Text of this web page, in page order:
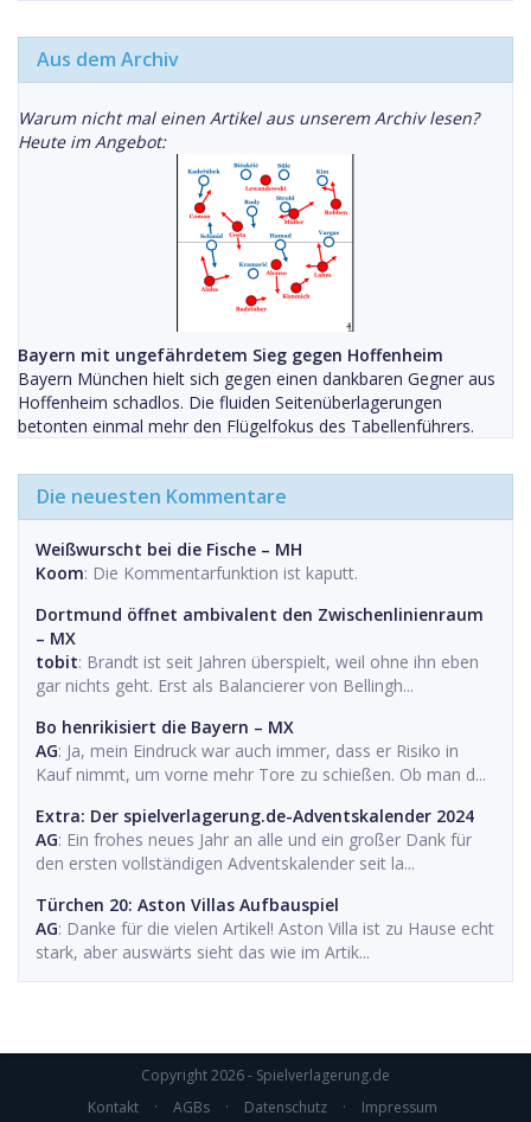
Aus dem Archiv
Warum nicht mal einen Artikel aus unserem Archiv lesen?
Heute im Angebot:
Bayern mit ungefährdetem Sieg gegen Hoffenheim
Bayern München hielt sich gegen einen dankbaren Gegner aus
Hoffenheim schadlos. Die fluiden Seitenüberlagerungen
betonten einmal mehr den Flügelfokus des Tabellenführers.
Die neuesten Kommentare
Weißwurscht bei die Fische – MH
Koom: Die Kommentarfunktion ist kaputt.
Dortmund öffnet ambivalent den Zwischenlinienraum
– MX
tobit: Brandt ist seit Jahren überspielt, weil ohne ihn eben
gar nichts geht. Erst als Balancierer von Bellingh...
Bo henrikisiert die Bayern – MX
AG: Ja, mein Eindruck war auch immer, dass er Risiko in
Kauf nimmt, um vorne mehr Tore zu schießen. Ob man d...
Extra: Der spielverlagerung.de-Adventskalender 2024
AG: Ein frohes neues Jahr an alle und ein großer Dank für
den ersten vollständigen Adventskalender seit la...
Türchen 20: Aston Villas Aufbauspiel
AG: Danke für die vielen Artikel! Aston Villa ist zu Hause echt
stark, aber auswärts sieht das wie im Artik...
Copyright 2026 - Spielverlagerung.de
Kontakt
· AGBs · Datenschutz · Impressum